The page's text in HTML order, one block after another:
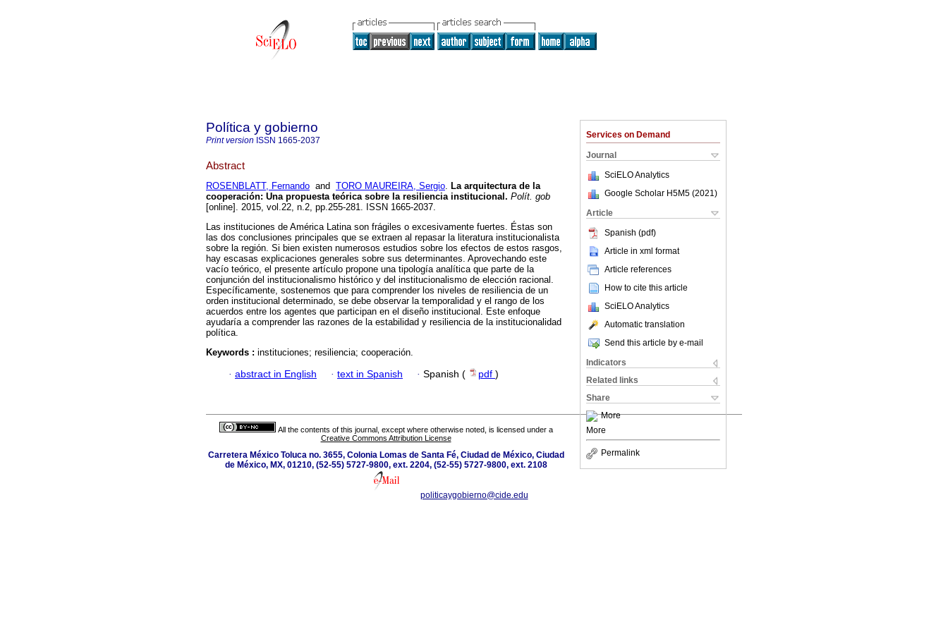
Services on Demand
Journal
SciELO Analytics
Google Scholar H5M5 (2021 )
Article
Spanish (pdf)
Article in xml format
Article references
How to cite this article
SciELO Analytics
Automatic translation
Send this article by e-mail
Indicators
Related links
Share
More
More
Permalink
Política y gobierno
Print version ISSN 1665-2037
Abstract
ROSENBLATT, Fernando and TORO MAUREIRA, Sergio. La arquitectura de la
cooperación: Una propuesta teórica sobre la resiliencia institucional . Polít. gob
[online]. 2015, vol.22, n.2, pp.255-281. ISSN 1665-2037.
Las instituciones de América Latina son frágiles o excesivamente fuertes. Éstas son
las dos conclusiones principales que se extraen al repasar la literatura institucionalista
sobre la región. Si bien existen numerosos estudios sobre los efectos de estos rasgos,
hay escasas explicaciones generales sobre sus determinantes. Aprovechando este
vacío teórico, el presente artículo propone una tipología analítica que parte de la
conjunción del institucionalismo histórico y del institucionalismo de elección racional.
Específicamente, sostenemos que para comprender los niveles de resiliencia de un
orden institucional determinado, se debe observar la temporalidad y el rango de los
acuerdos entre los agentes que participan en el diseño institucional. Este enfoque
ayudaría a comprender las razones de la estabilidad y resiliencia de la institucionalidad
política.
Keywords : instituciones; resiliencia; cooperación.
· abstract in English · text in Spanish · Spanish ( pdf )
All the contents of this journal, except where otherwise noted, is licensed under a
Creative Commons Attribution License
Carretera México Toluca no. 3655, Colonia Lomas de Santa Fé, Ciudad de México, Ciudad
de México, MX, 01210, (52-55) 5727-9800, ext. 2204, (52-55) 5727-9800, ext. 2108
politicaygobierno@cide.edu